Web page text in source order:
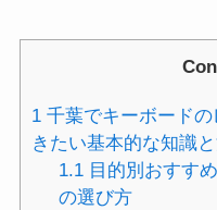
1千葉でキーボードの
きたい基本的な知識
1.1 目的別おすす
の選び方